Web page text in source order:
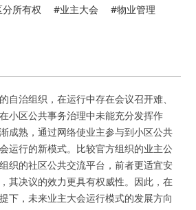
所有权 #业主大会
#物业管理
自治组织，在运行中存在会议召开难、
小区公共事务治理中未能充分发挥作
成熟，通过网络使业主参与到小区公共
运行的新模式。比较官方组织的业主公
织的社区公共交流平台，前者更适宜安
其决议的效力更具有权威性。因此，在
下，未来业主大会运行模式的发展方向